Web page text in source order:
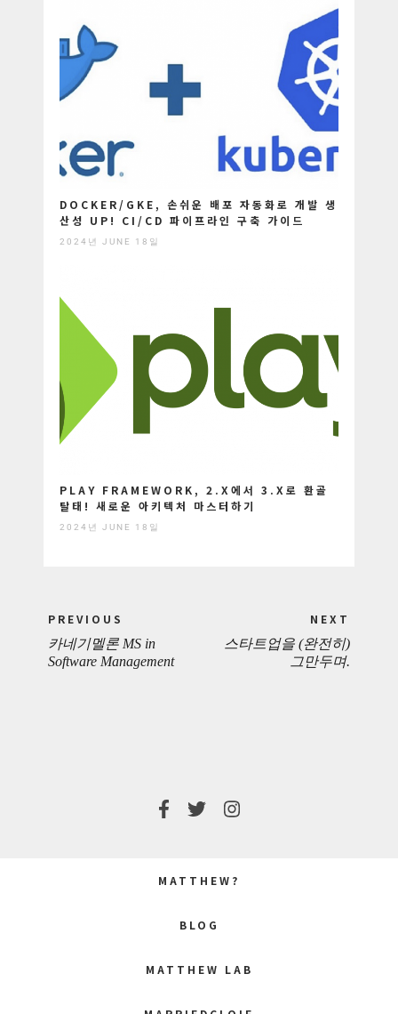
DOCKER/GKE, 손쉬운 배포 자동화로 개발 생
산성 UP! CI/CD 파이프라인 구축 가이드
2024년 JUNE 18일
PLAY FRAMEWORK, 2.X에서 3.X로 환골
탈태! 새로운 아키텍처 마스터하기
2024년 JUNE 18일
navigation
PREVIOUS
PREVIOUS
카네기멜론 MS in
Software Management
NEXT
NEXT
스타트업을 (완전히)
그만두며.
MATTHEW?
BLOG
MATTHEW LAB